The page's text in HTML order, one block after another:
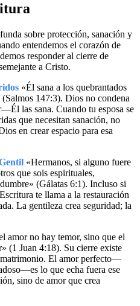
sobre protección, sanación y
entendemos el corazón de
responder al cierre de
a Cristo.
«Él sana a los quebrantados
147:3). Dios no condena
las sana. Cuando tu esposa se
que necesitan sanación, no
en crear espacio para esa
«Hermanos, si alguno fuere
que sois espirituales,
(Gálatas 6:1). Incluso si
te llama a la restauración
La gentileza crea seguridad; la
amor no hay temor, sino que el
(1 Juan 4:18). Su cierre existe
El amor perfecto—
lo que echa fuera ese
sino de amor que crea